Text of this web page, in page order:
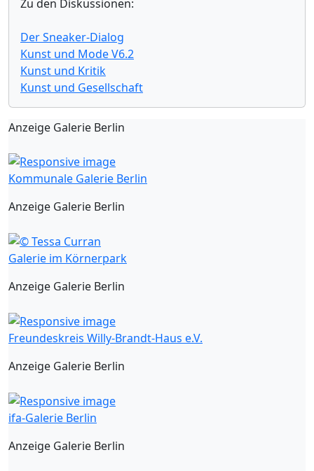
Zu den Diskussionen:
Der Sneaker-Dialog
Kunst und Mode V6.2
Kunst und Kritik
Kunst und Gesellschaft
Anzeige Galerie Berlin
Kommunale Galerie Berlin
Anzeige Galerie Berlin
Galerie im Körnerpark
Anzeige Galerie Berlin
Freundeskreis Willy-Brandt-Haus e.V.
Anzeige Galerie Berlin
ifa-Galerie Berlin
Anzeige Galerie Berlin